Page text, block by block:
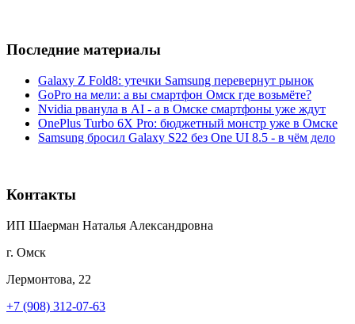
Последние материалы
Galaxy Z Fold8: утечки Samsung перевернут рынок
GoPro на мели: а вы смартфон Омск где возьмёте?
Nvidia рванула в AI - а в Омске смартфоны уже ждут
OnePlus Turbo 6X Pro: бюджетный монстр уже в Омске
Samsung бросил Galaxy S22 без One UI 8.5 - в чём дело
Контакты
ИП Шаерман Наталья Александровна
г. Омск
Лермонтова, 22
+7 (908) 312-07-63